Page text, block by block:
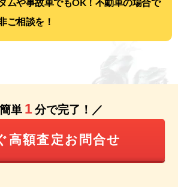
ムや事故車でもOK！不動車の場合で
ご相談を！
単 1 分で完了！／
高額査定お問合せ